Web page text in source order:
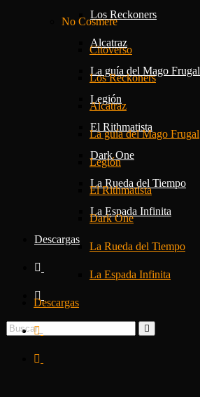
Los Reckoners
Alcatraz
La guía del Mago Frugal
Legión
El Rithmatista
Dark One
La Rueda del Tiempo
La Espada Infinita
Descargas
No Cosmere
Citoverso
Los Reckoners
Alcatraz
La guía del Mago Frugal
Legión
El Rithmatista
Dark One
La Rueda del Tiempo
La Espada Infinita
Descargas